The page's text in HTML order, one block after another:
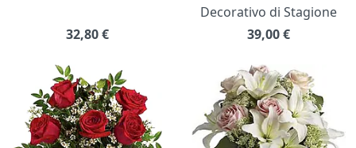
32,80€
Decorativo di Stagione
39,00€